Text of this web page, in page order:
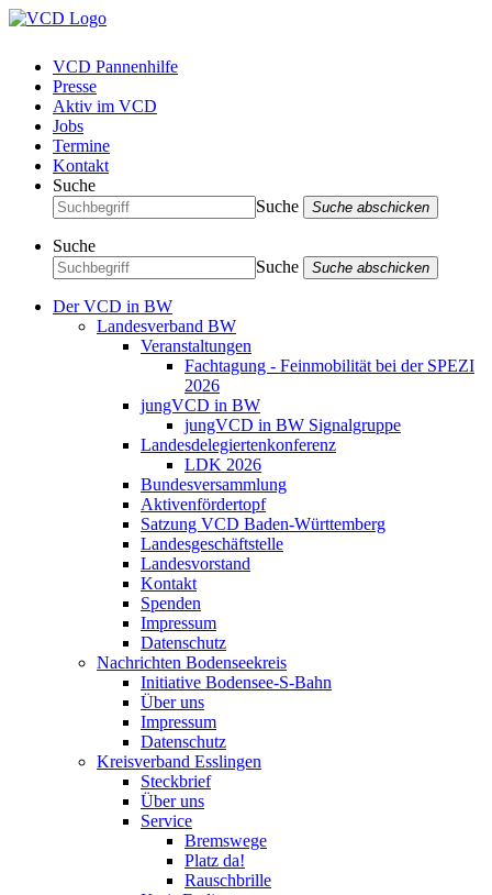
VCD Pannenhilfe
Presse
Aktiv im VCD
Jobs
Termine
Kontakt
Suche
Suche
Suche abschicken
Suche
Suche
Suche abschicken
Der VCD in BW
Landesverband BW
Veranstaltungen
Fachtagung - Feinmobilität bei der SPEZI
2026
jungVCD in BW
jungVCD in BW Signalgruppe
Landesdelegiertenkonferenz
LDK 2026
Bundesversammlung
Aktivenfördertopf
Satzung VCD Baden-Württemberg
Landesgeschäftstelle
Landesvorstand
Kontakt
Spenden
Impressum
Datenschutz
Nachrichten Bodenseekreis
Initiative Bodensee-S-Bahn
Über uns
Impressum
Datenschutz
Kreisverband Esslingen
Steckbrief
Über uns
Service
Bremswege
Platz da!
Rauschbrille